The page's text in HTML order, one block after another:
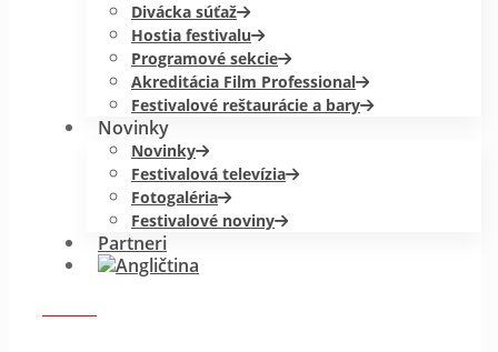
Divácka súťaž
Hostia festivalu
Programové sekcie
Akreditácia Film Professional
Festivalové reštaurácie a bary
Novinky
Novinky
Festivalová televízia
Fotogaléria
Festivalové noviny
Partneri